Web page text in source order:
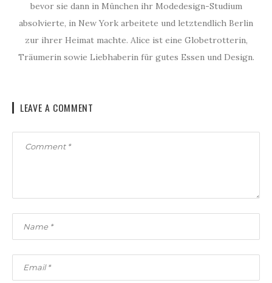
bevor sie dann in München ihr Modedesign-Studium
absolvierte, in New York arbeitete und letztendlich Berlin
zur ihrer Heimat machte. Alice ist eine Globetrotterin,
Träumerin sowie Liebhaberin für gutes Essen und Design.
LEAVE A COMMENT